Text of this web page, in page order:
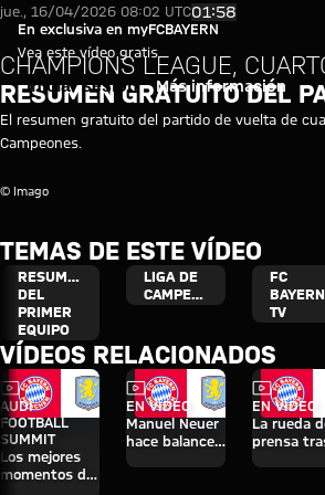
Vídeo resumen
Reproducir vídeo
En exclusiva en myFCBAYERN
Vea este vídeo gratis
Iniciar sesión Más información
jue., 16/04/2026 08:02 UTC01:58
CHAMPIONS LEAGUE,
RESUMEN GRATUITO DEL
El resumen gratuito del partido de vuelta de
Campeones.
© Imago
TEMAS DE ESTE VÍDEO
RESUMEN
DEL
PRIMER
EQUIPO
LIGA DE
CAMPEONES
FC
BAYERN
TV
VÍDEOS RELACIONADOS
Vídeo
AUDI
FOOTBALL
SUMMIT
Los mejores
momentos del
Vídeo
EN VÍDEO
Manuel Neuer
hace balance
Vídeo
EN VÍDEO
La rueda
prensa